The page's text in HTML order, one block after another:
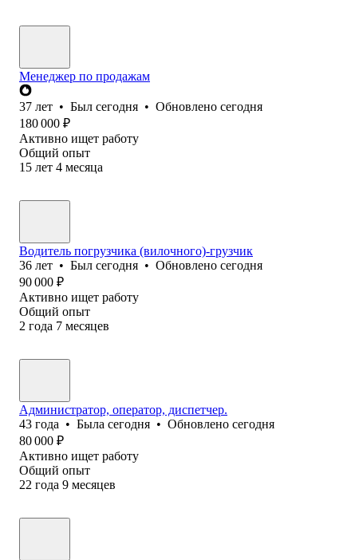
Менеджер по продажам
37 лет • Был сегодня • Обновлено сегодня
180 000 ₽
Активно ищет работу
Общий опыт
15 лет 4 месяца
Водитель погрузчика (вилочного)-грузчик
36 лет • Был сегодня • Обновлено сегодня
90 000 ₽
Активно ищет работу
Общий опыт
2 года 7 месяцев
Администратор, оператор, диспетчер.
43 года • Была сегодня • Обновлено сегодня
80 000 ₽
Активно ищет работу
Общий опыт
22 года 9 месяцев